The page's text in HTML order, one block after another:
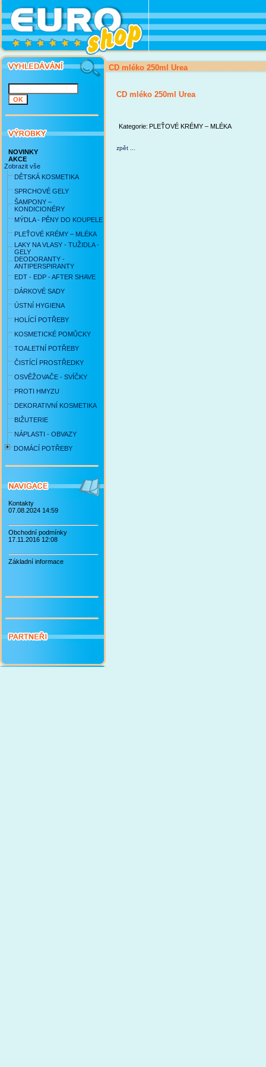
NOVINKY
AKCE
Zobrazit vše
DĚTSKÁ KOSMETIKA
SPRCHOVÉ GELY
ŠAMPONY –
KONDICIONÉRY
MÝDLA - PĚNY DO KOUPELE
PLEŤOVÉ KRÉMY – MLÉKA
LAKY NA VLASY - TUŽIDLA -
GELY
DEODORANTY -
ANTIPERSPIRANTY
EDT - EDP - AFTER SHAVE
DÁRKOVÉ SADY
ÚSTNÍ HYGIENA
HOLÍCÍ POTŘEBY
KOSMETICKÉ POMŮCKY
TOALETNÍ POTŘEBY
ČISTÍCÍ PROSTŘEDKY
OSVĚŽOVAČE - SVÍČKY
PROTI HMYZU
DEKORATIVNÍ KOSMETIKA
BIŽUTERIE
NÁPLASTI - OBVAZY
DOMÁCÍ POTŘEBY
Kontakty
07.08.2024 14:59
Obchodní podmínky
17.11.2016 12:08
Základní informace
CD mléko 250ml Urea
CD mléko 250ml Urea
Kategorie: PLEŤOVÉ KRÉMY – MLÉKA
zpět ...